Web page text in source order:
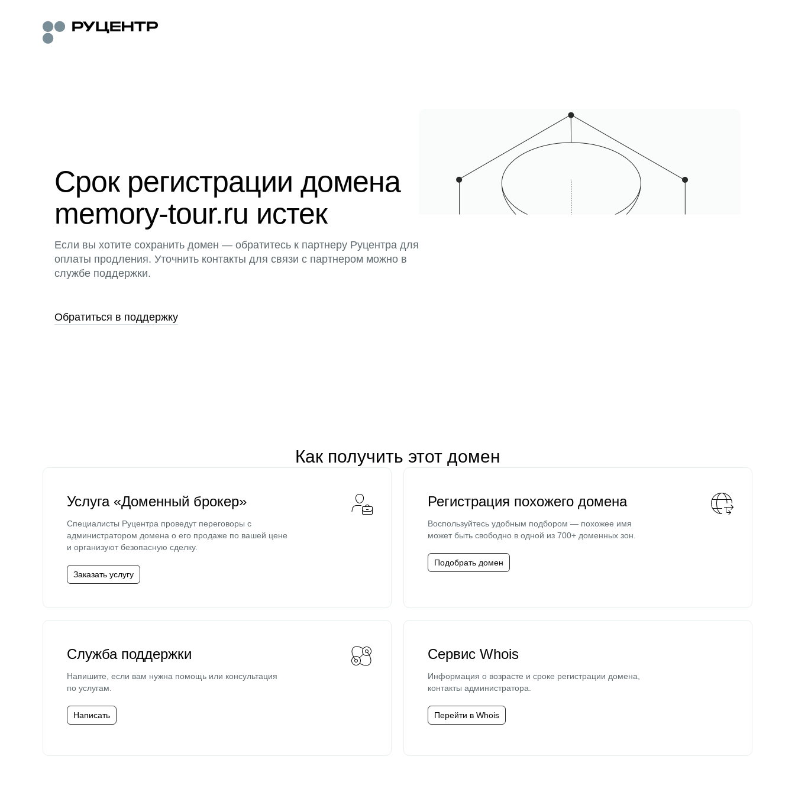
Срок регистрации домена
memory-tour.ru истек
Если вы хотите сохранить домен — обратитесь к партнеру Руцентра для
оплаты продления. Уточнить контакты для связи с партнером можно в
службе поддержки.
Обратиться в поддержку
Как получить этот домен
Услуга «Доменный брокер»
Специалисты Руцентра проведут переговоры с
администратором домена о его продаже по вашей цене
и организуют безопасную сделку.
Заказать услугу
Регистрация похожего домена
Воспользуйтесь удобным подбором — похожее имя
может быть свободно в одной из 700+ доменных зон.
Подобрать домен
Служба поддержки
Напишите, если вам нужна помощь или консультация
по услугам.
Написать
Сервис Whois
Информация о возрасте и сроке регистрации домена,
контакты администратора.
Перейти в Whois